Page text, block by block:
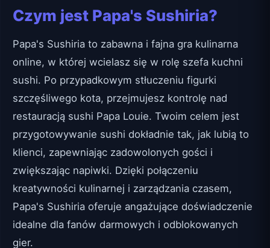
Czym jest Papa's Sushiria?
Papa's Sushiria to zabawna i fajna gra kulinarna
online, w której wcielasz się w rolę szefa kuchni
sushi. Po przypadkowym stłuczeniu figurki
szczęśliwego kota, przejmujesz kontrolę nad
restauracją sushi Papa Louie. Twoim celem jest
przygotowywanie sushi dokładnie tak, jak lubią to
klienci, zapewniając zadowolonych gości i
zwiększając napiwki. Dzięki połączeniu
kreatywności kulinarnej i zarządzania czasem,
Papa's Sushiria oferuje angażujące doświadczenie
idealne dla fanów darmowych i odblokowanych
gier.